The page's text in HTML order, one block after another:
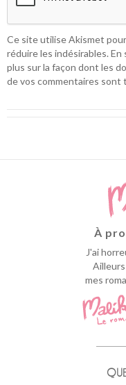
Ce site utilise Akismet pour
réduire les indésirables.En
plus sur la façon dont les
de vos commentaires sont
À
J'ai
mes